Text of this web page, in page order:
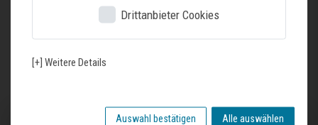
Zuletzt gesehene Produkte
Drittanbieter Cookies
[+] Weitere Details
Auswahl bestätigen Alle auswählen